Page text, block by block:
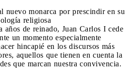
nuevo monarca por prescindir en su
religiosa
años de reinado, Juan Carlos I cede
un momento especialmente
hincapié en los discursos más
aquellos que tienen en cuenta la
que marcan nuestra convivencia.